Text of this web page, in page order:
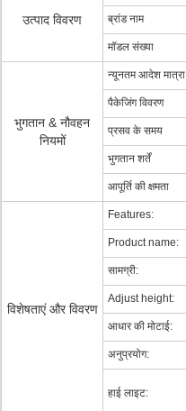
उत्पाद विवरण ब्रांड नाम
मॉडल संख्या
भुगतान & नौवहन
नियमों
न्यूनतम आदेश मात्रा
पैकेजिंग विवरण
प्रसव के समय
भुगतान शर्तें
आपूर्ति की क्षमता
विशेषताएं और विवरण
Features:
Product name:
सामग्री:
Adjust height:
आधार की मोटाई:
अनुप्रयोग:
हाई लाइट: